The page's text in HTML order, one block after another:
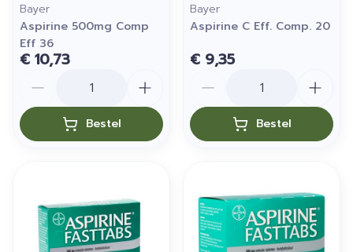
Bayer
Aspirine 500mg Comp
Eff 36
€ 10,73
Bestel
Bayer
Aspirine C Eff. Comp. 20
€ 9,35
Bestel